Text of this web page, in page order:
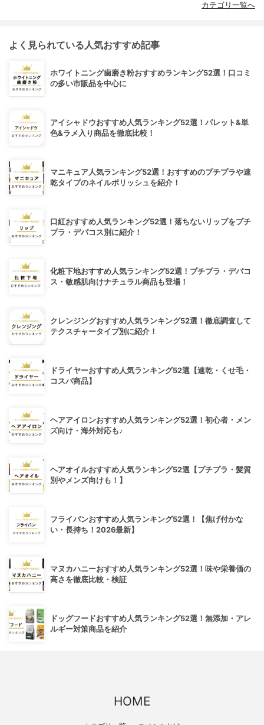
カテゴリ一覧へ
よく見られている人気おすすめ記事
ホワイトニング歯磨き粉おすすめランキング52選！口コミ
の多い市販品を中心に
アイシャドウおすすめ人気ランキング52選！パレット&単
色&ラメ入り商品を徹底比較！
マニキュア人気ランキング52選！おすすめのプチプラや速
乾タイプのネイルポリッシュを紹介！
口紅おすすめ人気ランキング52選！落ちないリップをプチ
プラ・デパコス別に紹介！
化粧下地おすすめ人気ランキング52選！プチプラ・デパコ
ス・敏感肌向けナチュラル商品も登場！
クレンジングおすすめ人気ランキング52選！徹底調査して
テクスチャータイプ別に紹介！
ドライヤーおすすめ人気ランキング52選【速乾・くせ毛・
コスパ商品】
ヘアアイロンおすすめ人気ランキング52選！初心者・メン
ズ向け・海外対応も♪
ヘアオイルおすすめ人気ランキング52選【プチプラ・髪質
別やメンズ向けも！】
フライパンおすすめ人気ランキング52選！【焦げ付かな
い・長持ち！2026最新】
マヌカハニーおすすめ人気ランキング52選！味や栄養価の
高さを徹底比較・検証
ドッグフードおすすめ人気ランキング52選！無添加・アレ
ルギー対策商品を紹介
HOME